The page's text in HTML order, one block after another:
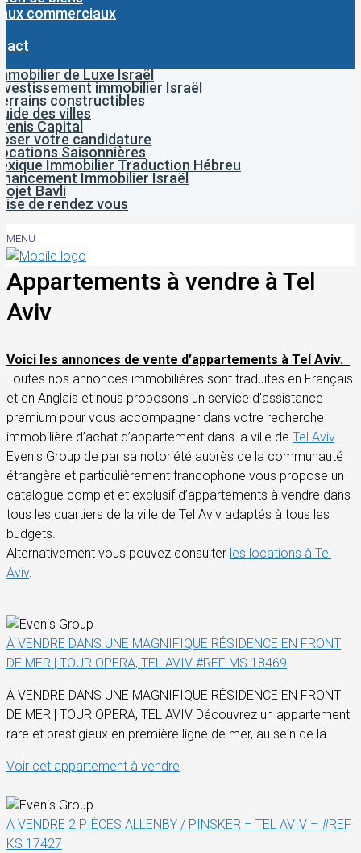
commerciaux
de Luxe Israël
immobilier Israël
constructibles
des villes
Capital
votre candidature
Saisonnières
Immobilier Traduction Hébreu
Immobilier Israël
Bavli
de rendez vous
MENU
Appartements à vendre à Tel
Aviv
Voici les annonces de vente d’appartements à Tel Aviv.
Toutes nos annonces immobilières sont traduites en Français
et en Anglais et nous proposons un service d’assistance
premium pour vous accompagner dans votre recherche
immobilière d’achat d’appartement dans la ville de Tel Aviv.
Evenis Group de par sa notoriété auprès de la communauté
étrangère et particulièrement francophone vous propose un
catalogue complet et exclusif d’appartements à vendre dans
tous les quartiers de la ville de Tel Aviv adaptés à tous les
budgets.
Alternativement vous pouvez consulter les locations à Tel
Aviv.
À VENDRE DANS UNE MAGNIFIQUE RÉSIDENCE EN FRONT
DE MER | TOUR OPERA, TEL AVIV #REF MS 18469
À VENDRE DANS UNE MAGNIFIQUE RÉSIDENCE EN FRONT
DE MER | TOUR OPERA, TEL AVIV Découvrez un appartement
rare et prestigieux en première ligne de mer, au sein de la
Voir cet appartement à vendre
À VENDRE 2 PIÈCES ALLENBY / PINSKER – TEL AVIV – #REF
KS 17427